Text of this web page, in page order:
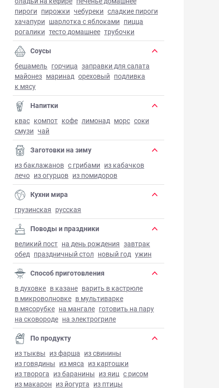
пироги пирожки чебуреки сладкие пироги
хачапури шарлотка с яблоками пицца
рогалики тесто домашнее трубочки
Соусы
бешамель горчица заправки для салата
майонез маринад ореховый подливка
к мясу
Напитки
квас компот кофе лимонад морс соки
смузи чай
Заготовки на зиму
из баклажанов с грибами из кабачков
лечо из огурцов из помидоров
Кухни мира
грузинская русская
Поводы и праздники
великий пост на день рождения завтрак
обед праздничный стол новый год ужин
Способ приготовления
в духовке в казане варить в кастрюле
в микроволновке в мультиварке
в мясорубке на мангале готовить на пару
на сковороде на электрогриле
По продукту
из тыквы из фарша из свинины
из говядины из мяса из картошки
из творога из баранины из яиц с рисом
из макарон из йогурта из птицы